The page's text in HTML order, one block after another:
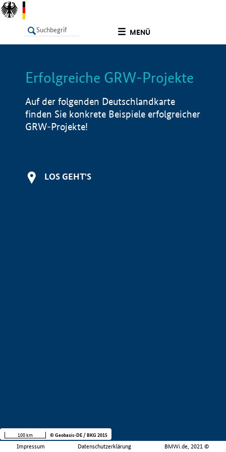
MENÜ
LISTE Info
Erfolgreiche GRW-Projekte
Auf der folgenden Deutschlandkarte
finden Sie konkrete Beispiele erfolgreicher
GRW-Projekte!
LOS GEHT'S
Impressum Datenschutzerklärung BMWi.de, 2021 ©
100 km © Geobasis-DE / BKG 2015